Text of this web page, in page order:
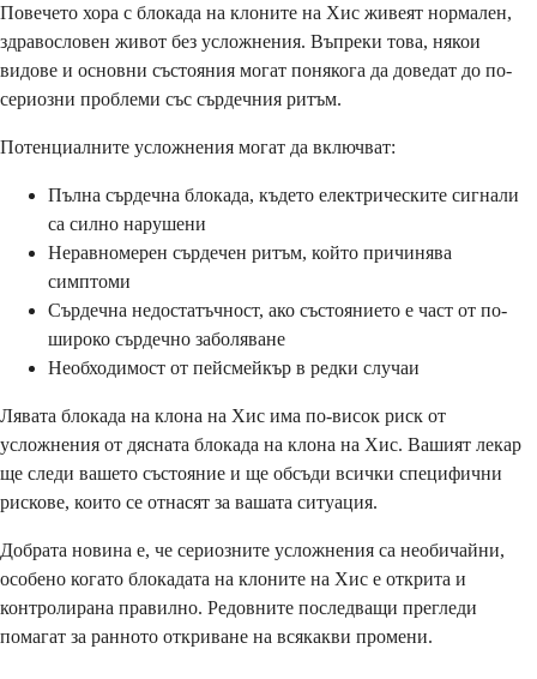
Повечето хора с блокада на клоните на Хис живеят нормален,
здравословен живот без усложнения. Въпреки това, някои
видове и основни състояния могат понякога да доведат до по-
сериозни проблеми със сърдечния ритъм.
Потенциалните усложнения могат да включват:
Пълна сърдечна блокада, където електрическите сигнали
са силно нарушени
Неравномерен сърдечен ритъм, който причинява
симптоми
Сърдечна недостатъчност, ако състоянието е част от по-
широко сърдечно заболяване
Необходимост от пейсмейкър в редки случаи
Лявата блокада на клона на Хис има по-висок риск от
усложнения от дясната блокада на клона на Хис. Вашият лекар
ще следи вашето състояние и ще обсъди всички специфични
рискове, които се отнасят за вашата ситуация.
Добрата новина е, че сериозните усложнения са необичайни,
особено когато блокадата на клоните на Хис е открита и
контролирана правилно. Редовните последващи прегледи
помагат за ранното откриване на всякакви промени.